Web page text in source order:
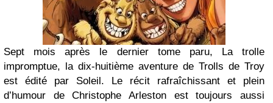
Sept mois après le dernier tome paru, La trolle
impromptue, la dix-huitième aventure de Trolls de Troy
est édité par Soleil. Le récit rafraîchissant et plein
d’humour de Christophe Arleston est toujours aussi